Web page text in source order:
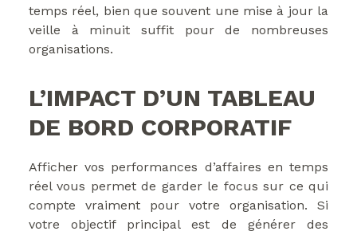
temps réel, bien que souvent une mise à jour la
veille à minuit suffit pour de nombreuses
organisations.
L’IMPACT D’UN TABLEAU
DE BORD CORPORATIF
Afficher vos performances d’affaires en temps
réel vous permet de garder le focus sur ce qui
compte vraiment pour votre organisation. Si
votre objectif principal est de générer des